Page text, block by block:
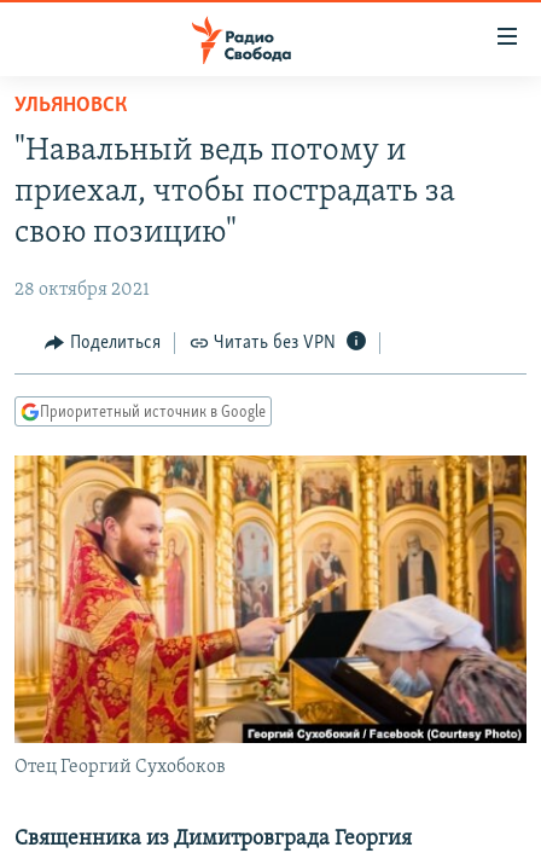
упрощенного
доступа
основному
Вернутся
Вернутся
поиску
ПРОГРАММЫ
АВТОРСКИЕ ПРОЕКТЫ
МНЕНИЯ
КУЛЬТУРА
КАВКАЗ.РЕАЛИИ
СЕВЕР.РЕАЛИИ
СИБИРЬ.РЕАЛИИ
РАСПИСАНИЕ ВЕЩАНИЯ
ПОДПИШИТЕСЬ НА РАССЫЛКУ
СОЦИАЛЬНЫЕ СЕТИ
Все сайты РСЕ/РС
УЛЬЯНОВСК
"Навальный ведь потому и
приехал, чтобы пострадать за
свою позицию"
28 октября 2021
Поделиться Читать без VPN
Приоритетный источник в Google
Отец Георгий Сухобоков
Священника из Димитровграда Георгия